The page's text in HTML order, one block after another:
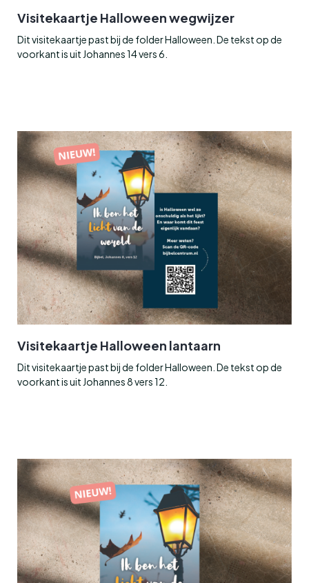
Visitekaartje Halloween wegwijzer
Dit visitekaartje past bij de folder Halloween. De tekst op de
voorkant is uit Johannes 14 vers 6.
Visitekaartje Halloween lantaarn
Dit visitekaartje past bij de folder Halloween. De tekst op de
voorkant is uit Johannes 8 vers 12.